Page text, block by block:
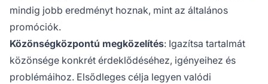
mindig jobb eredményt hoznak, mint az általános
promóciók.
Közönségközpontú megközelítés: Igazítsa tartalmát
közönsége konkrét érdeklődéséhez, igényeihez és
problémáihoz. Elsődleges célja legyen valódi